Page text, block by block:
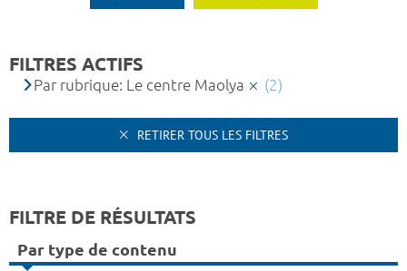
FILTRES ACTIFS
Par rubrique: Le centre Maolya (2)
RETIRER TOUS LES FILTRES
FILTRE DE RÉSULTATS
Par type de contenu